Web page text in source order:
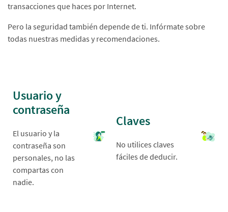
transacciones que haces por Internet.
Pero la seguridad también depende de ti. Infórmate sobre
todas nuestras medidas y recomendaciones.
Usuario y
contraseña
El usuario y la
contraseña son
personales, no las
compartas con
nadie.
Claves
No utilices claves
fáciles de deducir.